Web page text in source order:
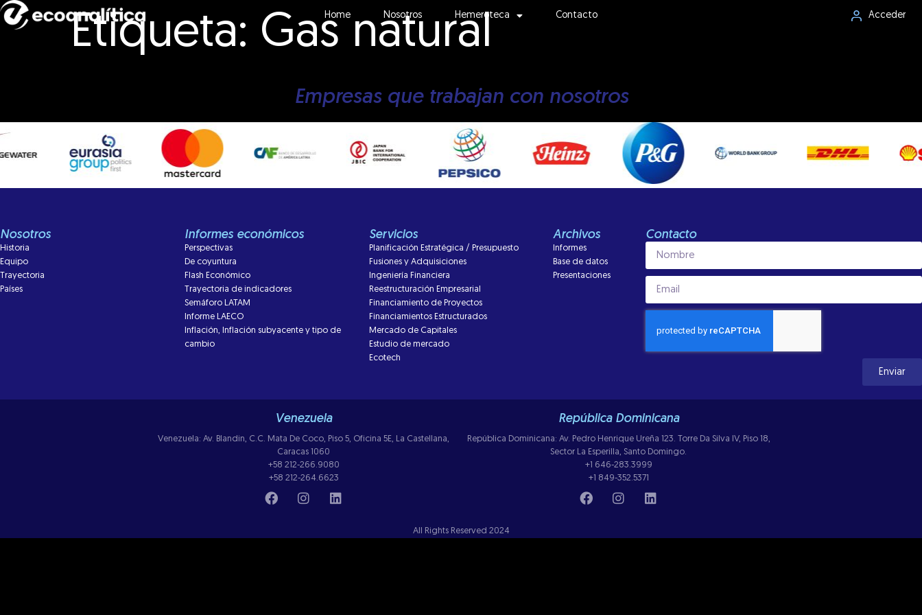
Home Nosotros Hemeroteca Contacto Acceder
Etiqueta: Gas natural
Empresas que trabajan con nosotros
Nosotros
Historia
Equipo
Trayectoria
Países
Informes económicos
Perspectivas
De coyuntura
Flash Económico
Trayectoria de indicadores
Semáforo LATAM
Informe LAECO
Inflación, Inflación subyacente y tipo de
cambio
Servicios
Planificación Estratégica / Presupuesto
Fusiones y Adquisiciones
Ingeniería Financiera
Reestructuración Empresarial
Financiamiento de Proyectos
Financiamientos Estructurados
Mercado de Capitales
Estudio de mercado
Ecotech
Archivos
Informes
Base de datos
Presentaciones
Contacto
Enviar
Venezuela
Venezuela: Av. Blandin, C.C. Mata De Coco, Piso 5, Oficina 5E, La Castellana,
Caracas 1060
+58 212-266.9080
+58 212-264.6623
República Dominicana
República Dominicana: Av. Pedro Henrique Ureña 123. Torre Da Silva IV, Piso 18,
Sector La Esperilla, Santo Domingo.
+1 646-283.3999
+1 849-352.5371
All Rights Reserved 2024